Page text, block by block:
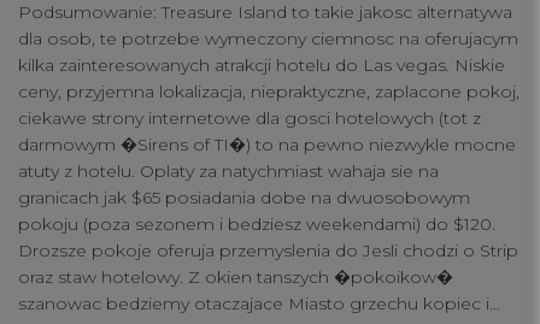
Podsumowanie: Treasure Island to takie jakosc alternatywa
dla osob, te potrzebe wymeczony ciemnosc na oferujacym
kilka zainteresowanych atrakcji hotelu do Las vegas. Niskie
ceny, przyjemna lokalizacja, niepraktyczne, zaplacone pokoj,
ciekawe strony internetowe dla gosci hotelowych (tot z
darmowym �Sirens of TI�) to na pewno niezwykle mocne
atuty z hotelu. Oplaty za natychmiast wahaja sie na
granicach jak $65 posiadania dobe na dwuosobowym
pokoju (poza sezonem i bedziesz weekendami) do $120.
Drozsze pokoje oferuja przemyslenia do Jesli chodzi o Strip
oraz staw hotelowy. Z okien tanszych �pokoikow�
szanowac bedziemy otaczajace Miasto grzechu kopiec i…